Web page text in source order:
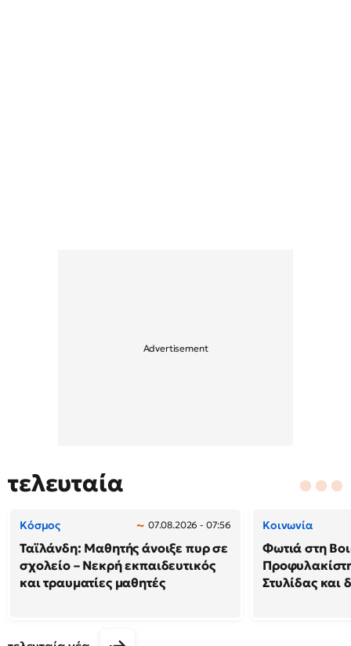
τελευταία
Κόσμος 07.08.2026 - 07:56
Ταϊλάνδη: Μαθητής άνοιξε πυρ σε
σχολείο – Νεκρή εκπαιδευτικός
και τραυματίες μαθητές
Κοινωνία
Φωτιά στη
Στυλίδας και